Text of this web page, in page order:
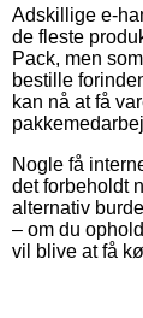
Adskillige e-
de fleste
Pack, men
bestille
kan nå at få
Nogle få
det forbeholdt
alternativ
– om du
vil blive at få